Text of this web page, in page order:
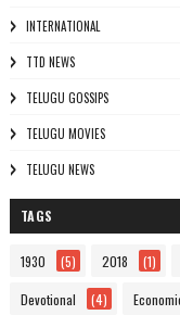
INTERNATIONAL
TTD NEWS
TELUGU GOSSIPS
TELUGU MOVIES
TELUGU NEWS
TAGS
1930 (5) 2018 (1)
Devotional (4)